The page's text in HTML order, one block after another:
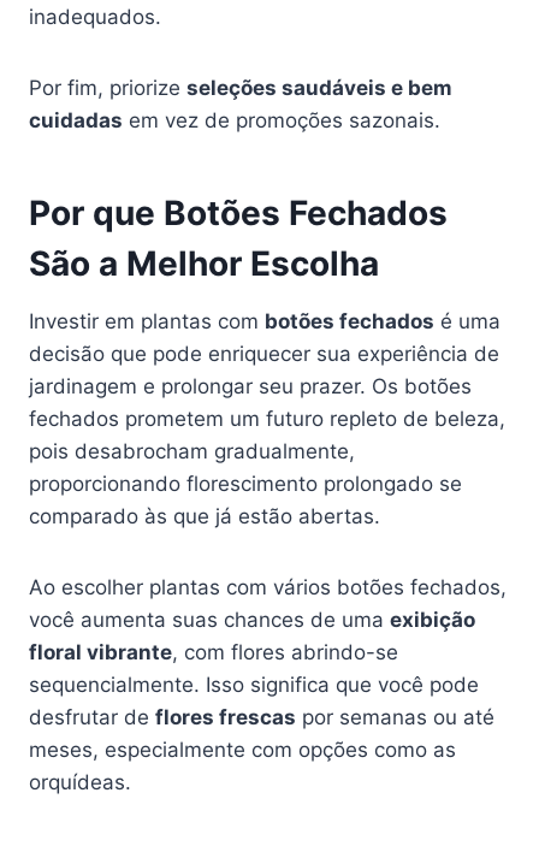
inadequados.
Por fim, priorize seleções saudáveis e bem
cuidadas em vez de promoções sazonais.
Por que Botões Fechados
São a Melhor Escolha
Investir em plantas com botões fechados é uma
decisão que pode enriquecer sua experiência de
jardinagem e prolongar seu prazer. Os botões
fechados prometem um futuro repleto de beleza,
pois desabrocham gradualmente,
proporcionando florescimento prolongado se
comparado às que já estão abertas.
Ao escolher plantas com vários botões fechados,
você aumenta suas chances de uma exibição
floral vibrante, com flores abrindo-se
sequencialmente. Isso significa que você pode
desfrutar de flores frescas por semanas ou até
meses, especialmente com opções como as
orquídeas.